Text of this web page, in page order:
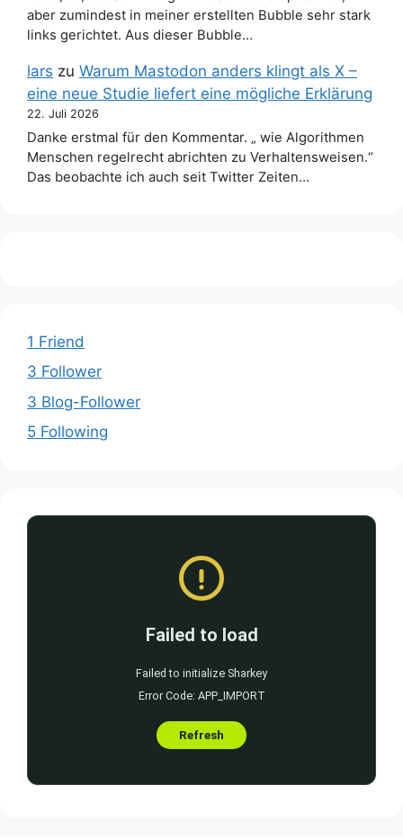
aber zumindest in meiner erstellten Bubble sehr stark
links gerichtet. Aus dieser Bubble…
lars zu Warum Mastodon anders klingt als X –
eine neue Studie liefert eine mögliche Erklärung
22. Juli 2026
Danke erstmal für den Kommentar. „ wie Algorithmen
Menschen regelrecht abrichten zu Verhaltensweisen.“
Das beobachte ich auch seit Twitter Zeiten…
1 Friend
3 Follower
3 Blog-Follower
5 Following